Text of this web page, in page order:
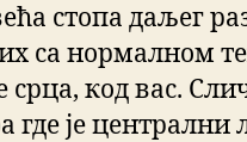
стопа даљег
са нормалном
код вас.
где је централни